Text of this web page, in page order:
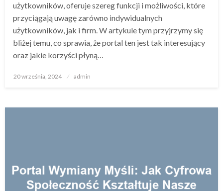
użytkowników, oferuje szereg funkcji i możliwości, które
przyciągają uwagę zarówno indywidualnych
użytkowników, jak i firm. W artykule tym przyjrzymy się
bliżej temu, co sprawia, że portal ten jest tak interesujący
oraz jakie korzyści płyną…
Opublikowane
20 września, 2024 admin